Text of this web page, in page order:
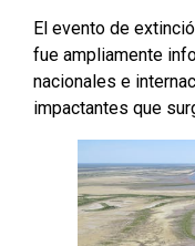
El evento de
fue ampliamente
nacionales e
impactantes que